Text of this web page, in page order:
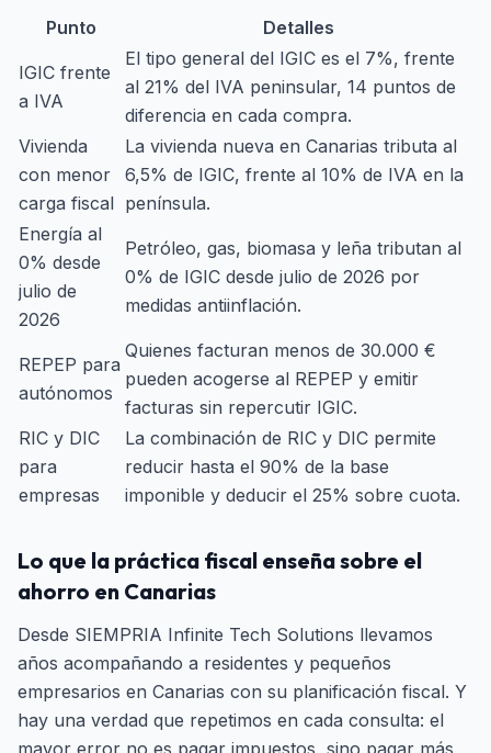
Punto
Detalles
IGIC frente
a IVA
El tipo general del IGIC es el 7%, frente
al 21% del IVA peninsular, 14 puntos de
diferencia en cada compra.
Vivienda
con menor
carga fiscal
La vivienda nueva en Canarias tributa al
6,5% de IGIC, frente al 10% de IVA en la
península.
Energía al
0% desde
julio de
2026
Petróleo, gas, biomasa y leña tributan al
0% de IGIC desde julio de 2026 por
medidas antiinflación.
REPEP para
autónomos
Quienes facturan menos de 30.000 €
pueden acogerse al REPEP y emitir
facturas sin repercutir IGIC.
RIC y DIC
para
empresas
La combinación de RIC y DIC permite
reducir hasta el 90% de la base
imponible y deducir el 25% sobre cuota.
Lo que la práctica fiscal enseña sobre el
ahorro en Canarias
Desde SIEMPRIA Infinite Tech Solutions llevamos
años acompañando a residentes y pequeños
empresarios en Canarias con su planificación fiscal. Y
hay una verdad que repetimos en cada consulta: el
mayor error no es pagar impuestos, sino pagar más